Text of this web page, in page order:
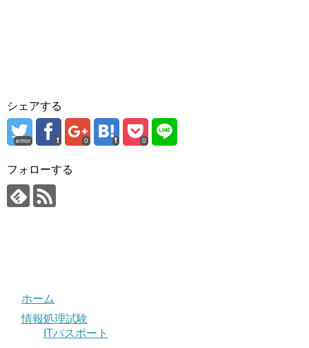
シェアする
error 0 0
フォローする
ホーム
情報処理試験
ITパスポート